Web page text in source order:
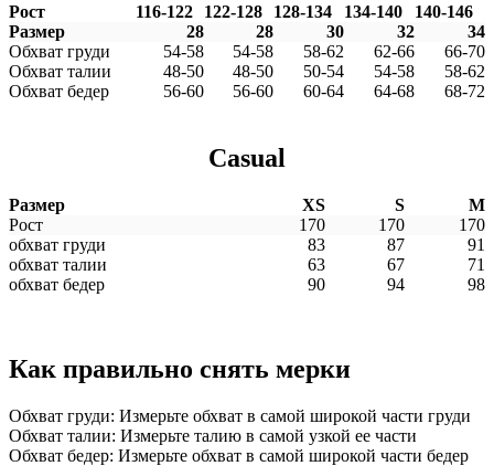
Рост 116-122 122-128 128-134 134-140
140-146
Размер
28 28 30 32
34
Обхват груди
54-58 54-58 58-62 62-66
66-70
Обхват талии
48-50 48-50 50-54 54-58
58-62
Обхват бедер
56-60 56-60 60-64 64-68 68-72
Casual
Размер XS S
M
Рост
170 170
170
обхват груди
83 87
91
обхват талии
63 67
71
обхват бедер
90 94 98
Как правильно снять мерки
Обхват груди: Измерьте обхват в самой широкой части груди
Обхват талии: Измерьте талию в самой узкой ее части
Обхват бедер: Измерьте обхват в самой широкой части бедер